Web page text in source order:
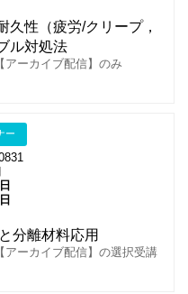
久性（疲労/クリープ，
ル対処法
アーカイブ配信】のみ
ー
分離材料応用
アーカイブ配信】の選択受講